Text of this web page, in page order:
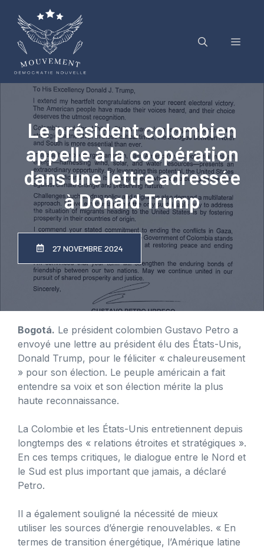
contenu
Menu
Le président colombien
appelle à la coopération
dans une lettre adressée
à Donald Trump
27 NOVEMBRE 2024
Bogotá. Le président colombien Gustavo Petro a
envoyé une lettre au président élu des États-Unis,
Donald Trump, pour le féliciter « chaleureusement
» pour son élection. Le peuple américain a fait
entendre sa voix et son élection mérite la plus
haute reconnaissance.
La Colombie et les États-Unis entretiennent depuis
longtemps des « relations étroites et stratégiques ».
En ces temps critiques, le dialogue entre le Nord et
le Sud est plus important que jamais, a déclaré
Petro.
Il a également souligné la nécessité de mieux
utiliser les sources d’énergie renouvelables. « En
termes de transition énergétique, l’Amérique latine